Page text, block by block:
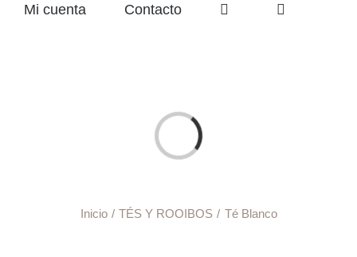
Mi cuenta Contacto
Cargando...
Inicio TÉS Y ROOIBOS Té Blanco